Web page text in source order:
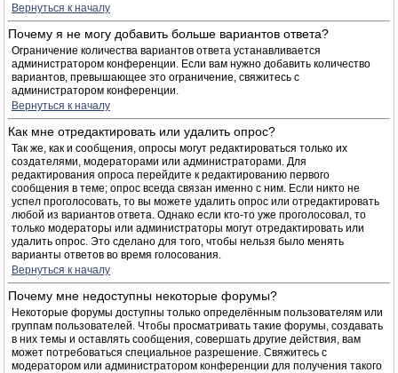
Вернуться к началу
Почему я не могу добавить больше вариантов ответа?
Ограничение количества вариантов ответа устанавливается
администратором конференции. Если вам нужно добавить количество
вариантов, превышающее это ограничение, свяжитесь с
администратором конференции.
Вернуться к началу
Как мне отредактировать или удалить опрос?
Так же, как и сообщения, опросы могут редактироваться только их
создателями, модераторами или администраторами. Для
редактирования опроса перейдите к редактированию первого
сообщения в теме; опрос всегда связан именно с ним. Если никто не
успел проголосовать, то вы можете удалить опрос или отредактировать
любой из вариантов ответа. Однако если кто-то уже проголосовал, то
только модераторы или администраторы могут отредактировать или
удалить опрос. Это сделано для того, чтобы нельзя было менять
варианты ответов во время голосования.
Вернуться к началу
Почему мне недоступны некоторые форумы?
Некоторые форумы доступны только определённым пользователям или
группам пользователей. Чтобы просматривать такие форумы, создавать
в них темы и оставлять сообщения, совершать другие действия, вам
может потребоваться специальное разрешение. Свяжитесь с
модератором или администратором конференции для получения такого